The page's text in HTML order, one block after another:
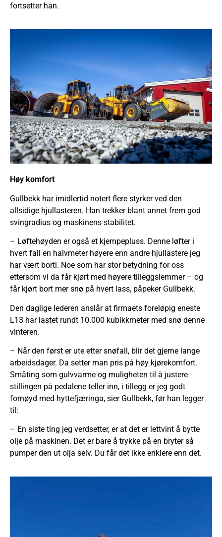
fortsetter han.
Høy komfort
Gullbekk har imidlertid notert flere styrker ved den
allsidige hjullasteren. Han trekker blant annet frem god
svingradius og maskinens stabilitet.
– Løftehøyden er også et kjempepluss. Denne løfter i
hvert fall en halvmeter høyere enn andre hjullastere jeg
har vært borti. Noe som har stor betydning for oss
ettersom vi da får kjørt med høyere tilleggslemmer – og
får kjørt bort mer snø på hvert lass, påpeker Gullbekk.
Den daglige lederen anslår at firmaets foreløpig eneste
L13 har lastet rundt 10.000 kubikkmeter med snø denne
vinteren.
– Når den først er ute etter snøfall, blir det gjerne lange
arbeidsdager. Da setter man pris på høy kjørekomfort.
Småting som gulvvarme og muligheten til å justere
stillingen på pedalene teller inn, i tillegg er jeg godt
fornøyd med hyttefjæringa, sier Gullbekk, før han legger
til:
– En siste ting jeg verdsetter, er at det er lettvint å bytte
olje på maskinen. Det er bare å trykke på en bryter så
pumper den ut olja selv. Du får det ikke enklere enn det.